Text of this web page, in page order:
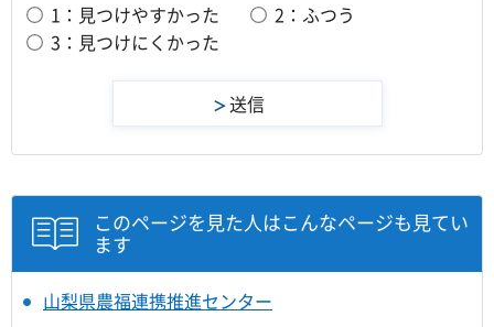
1：見つけやすかった
2：ふつう
3：見つけにくかった
このページを見た人はこんなページも見てい
ます
山梨県農福連携推進センター